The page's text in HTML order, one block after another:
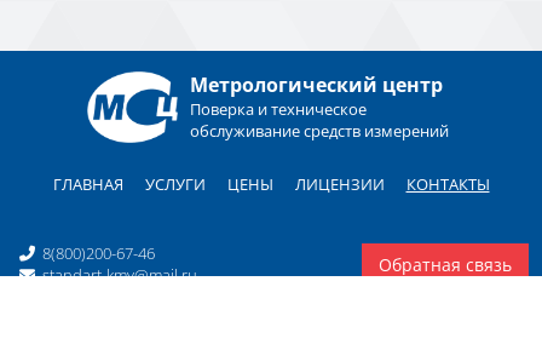
Метрологический центр
Поверка и техническое
обслуживание средств измерений
ГЛАВНАЯ УСЛУГИ ЦЕНЫ ЛИЦЕНЗИИ КОНТАКТЫ
8(800)200-67-46
standart-kmv@mail.ru
Обратная связь